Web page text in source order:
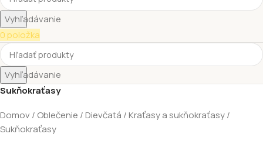
Vyhľadávanie
0položka
Vyhľadávanie
Sukňokraťasy
Domov
Oblečenie Dievčatá
Kraťasy a sukňokraťasy
Sukňokraťasy